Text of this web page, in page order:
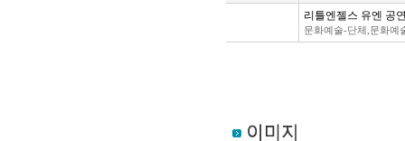
리틀엔젤스 유엔 공
문화예술-단체,문화예